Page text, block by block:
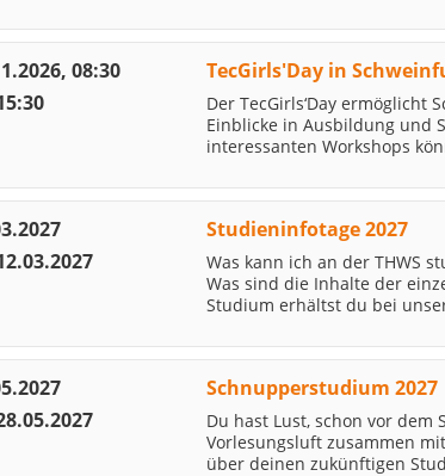
08:30
TecGirls'Day in
Der TecGirls‘Day ermöglicht
Einblicke in Ausbildung und
interessanten Workshops
Studieninfotage 2027
Was kann ich an der THWS
Was sind die Inhalte der
Studium erhältst du bei
Schnupperstudium 2027
Du hast Lust, schon vor
Vorlesungsluft zusammen
über deinen zukünftigen